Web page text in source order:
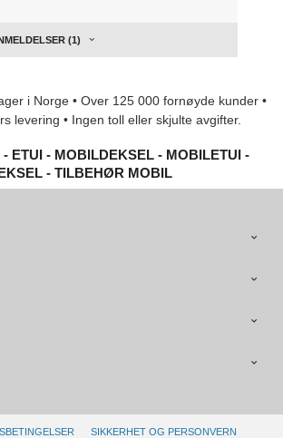
(1)
i Norge • Over 125 000 fornøyde kunder •
levering • Ingen toll eller skjulte avgifter.
- ETUI - MOBILDEKSEL - MOBILETUI -
- TILBEHØR MOBIL
SIKKERHET OG PERSONVERN